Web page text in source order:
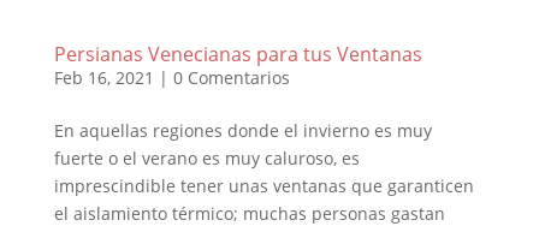
Persianas Venecianas para tus Ventanas
Feb 16, 2021 | 0 Comentarios
En aquellas regiones donde el invierno es muy
fuerte o el verano es muy caluroso, es
imprescindible tener unas ventanas que garanticen
el aislamiento térmico; muchas personas gastan